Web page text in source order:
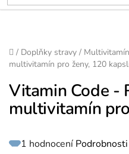
Domů
/ Doplňky stravy /
multivitamín pro ženy, 120
Vitamin Code -
multivitamín
Průměrné
hodnocení
1 hodnocení